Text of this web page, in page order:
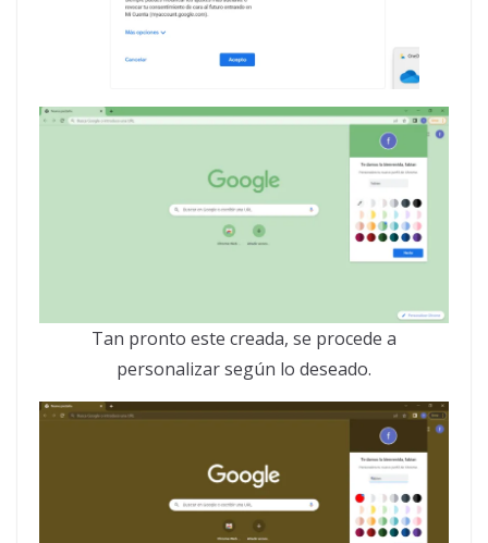
Tan pronto este creada, se procede a
personalizar según lo deseado.